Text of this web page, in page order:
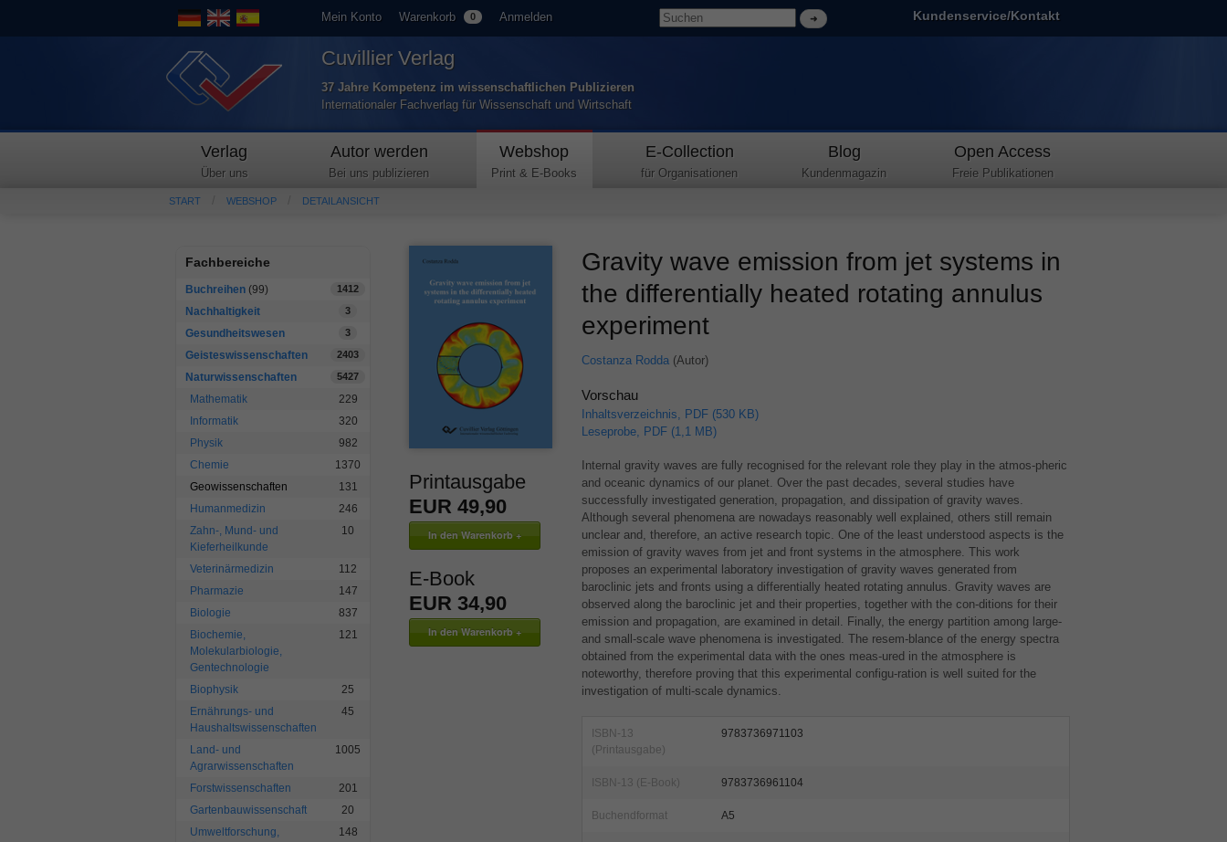
Mein Konto Warenkorb 0 Anmelden Kundenservice/Kontakt
Cuvillier Verlag
37 Jahre Kompetenz im wissenschaftlichen Publizieren
Internationaler Fachverlag für Wissenschaft und Wirtschaft
Verlag
Über uns
Autor werden
Bei uns publizieren
Webshop
Print & E-Books
E-Collection
für Organisationen
Blog
Kundenmagazin
Open Access
Freie Publikationen
START WEBSHOP DETAILANSICHT
Fachbereiche
Buchreihen (99) 1412
Nachhaltigkeit 3
Gesundheitswesen 3
Geisteswissenschaften 2403
Naturwissenschaften 5427
Mathematik
229
Informatik
320
Physik
982
Chemie
1370
Geowissenschaften
131
Humanmedizin
246
Zahn-, Mund- und
Kieferheilkunde
10
Veterinärmedizin
112
Pharmazie
147
Biologie
837
Biochemie,
Molekularbiologie,
Gentechnologie
121
Biophysik
25
Ernährungs- und
Haushaltswissenschaften
45
Land- und
Agrarwissenschaften
1005
Forstwissenschaften
201
Gartenbauwissenschaft
20
Umweltforschung,
148
Printausgabe
EUR 49,90
E-Book
EUR 34,90
Gravity wave emission from jet systems in
the differentially heated rotating annulus
experiment
Costanza Rodda(Autor)
Vorschau
Inhaltsverzeichnis, PDF (530 KB)
Leseprobe, PDF (1,1 MB)
Internal gravity waves are fully recognised for the relevant role they play in the atmos-pheric
and oceanic dynamics of our planet. Over the past decades, several studies have
successfully investigated generation, propagation, and dissipation of gravity waves.
Although several phenomena are nowadays reasonably well explained, others still remain
unclear and, therefore, an active research topic. One of the least understood aspects is the
emission of gravity waves from jet and front systems in the atmosphere. This work
proposes an experimental laboratory investigation of gravity waves generated from
baroclinic jets and fronts using a differentially heated rotating annulus. Gravity waves are
observed along the baroclinic jet and their properties, together with the con-ditions for their
emission and propagation, are examined in detail. Finally, the energy partition among large-
and small-scale wave phenomena is investigated. The resem-blance of the energy spectra
obtained from the experimental data with the ones meas-ured in the atmosphere is
noteworthy, therefore proving that this experimental configu-ration is well suited for the
investigation of multi-scale dynamics.
ISBN-13
(Printausgabe)
9783736971103
ISBN-13 (E-Book) 9783736961104
Buchendformat A5